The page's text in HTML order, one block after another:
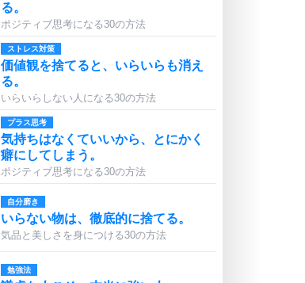
る。
ポジティブ思考になる30の方法
ストレス対策
価値観を捨てると、いらいらも消え
る。
いらいらしない人になる30の方法
プラス思考
気持ちはなくていいから、とにかく
癖にしてしまう。
ポジティブ思考になる30の方法
自分磨き
いらない物は、徹底的に捨てる。
気品と美しさを身につける30の方法
勉強法